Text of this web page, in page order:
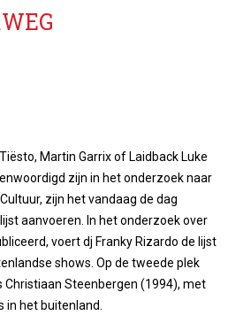
Martin Garrix of Laidback Luke
zijn in het onderzoek naar
zijn het vandaag de dag
aanvoeren. In het onderzoek over
voert dj Franky Rizardo de lijst
shows. Op de tweede plek
Christiaan Steenbergen (1994), met
in het buitenland.